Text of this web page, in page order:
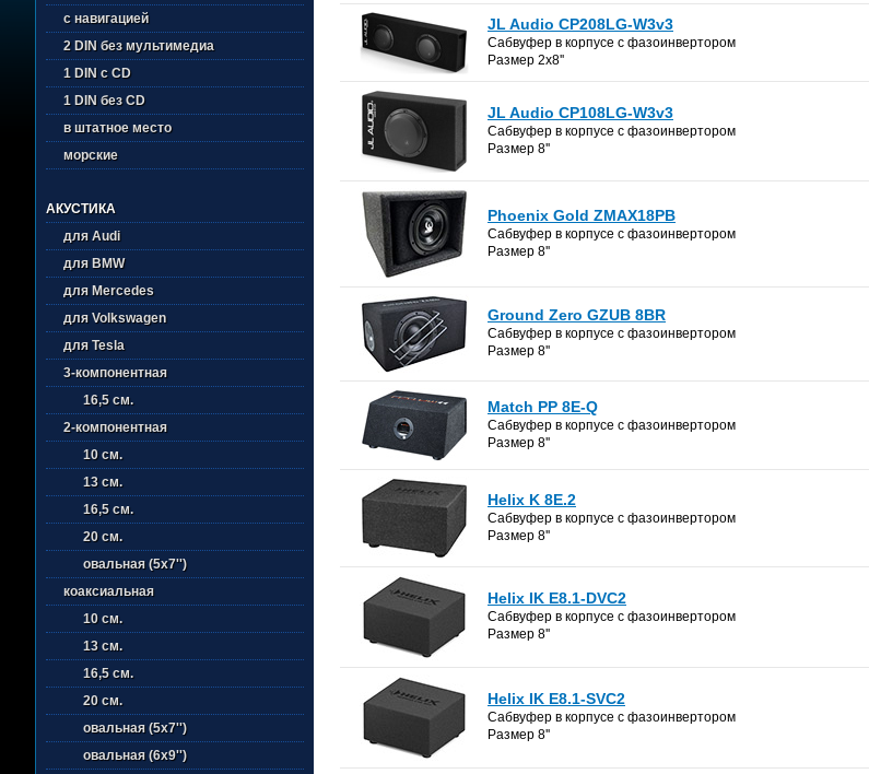
с навигацией
2 DIN без мультимедиа
1 DIN с CD
1 DIN без CD
в штатное место
морские
АКУСТИКА
для Audi
для BMW
для Mercedes
для Volkswagen
для Tesla
3-компонентная
16,5 см.
2-компонентная
10 см.
13 см.
16,5 см.
20 см.
овальная (5х7'')
коаксиальная
10 см.
13 см.
16,5 см.
20 см.
овальная (5х7'')
овальная (6х9'')
JL Audio CP208LG-W3v3
Сабвуфер в корпусе с фазоинвертoром
Размер 2x8''
JL Audio CP108LG-W3v3
Сабвуфер в корпусе с фазоинвертoром
Размер 8''
Phoenix Gold ZMAX18PB
Сабвуфер в корпусе с фазоинвертoром
Размер 8''
Ground Zero GZUB 8BR
Сабвуфер в корпусе с фазоинвертoром
Размер 8''
Match PP 8E-Q
Сабвуфер в корпусе с фазоинвертoром
Размер 8''
Helix K 8E.2
Сабвуфер в корпусе с фазоинвертoром
Размер 8''
Helix IK E8.1-DVC2
Сабвуфер в корпусе с фазоинвертoром
Размер 8''
Helix IK E8.1-SVC2
Сабвуфер в корпусе с фазоинвертoром
Размер 8''